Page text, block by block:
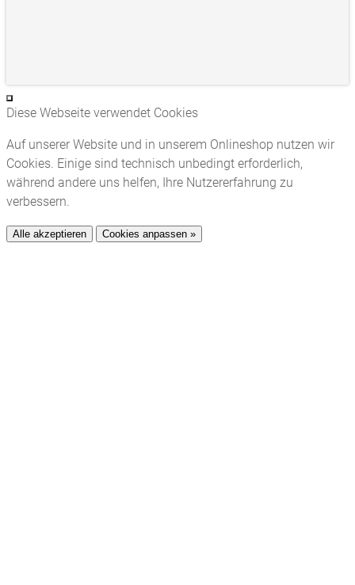
Diese Webseite verwendet Cookies
Auf unserer Website und in unserem Onlineshop nutzen wir
Cookies. Einige sind technisch unbedingt erforderlich,
während andere uns helfen, Ihre Nutzererfahrung zu
verbessern.
Alle akzeptieren Cookies anpassen »